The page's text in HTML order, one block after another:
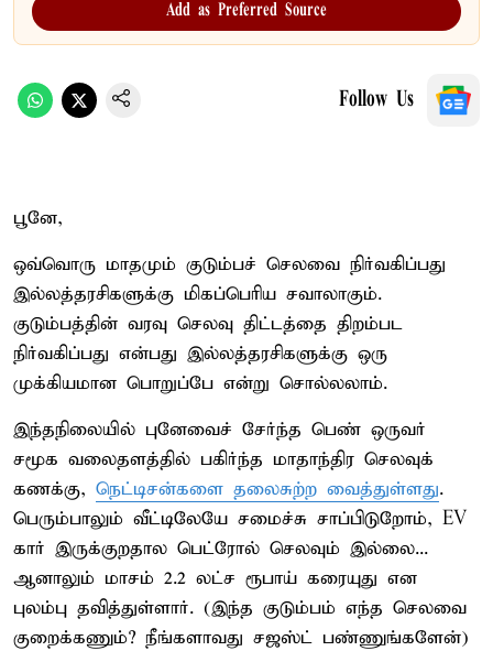
Add as Preferred Source
Follow Us
பூனே,
ஒவ்வொரு மாதமும் குடும்பச் செலவை நிர்வகிப்பது
இல்லத்தரசிகளுக்கு மிகப்பெரிய சவாலாகும்.
குடும்பத்தின் வரவு செலவு திட்டத்தை திறம்பட
நிர்வகிப்பது என்பது இல்லத்தரசிகளுக்கு ஒரு
முக்கியமான பொறுப்பே என்று சொல்லலாம்.
இந்தநிலையில் புனேவைச் சேர்ந்த பெண் ஒருவர்
சமூக வலைதளத்தில் பகிர்ந்த மாதாந்திர செலவுக்
கணக்கு, நெட்டிசன்களை தலைசுற்ற வைத்துள்ளது.
பெரும்பாலும் வீட்டிலேயே சமைச்சு சாப்பிடுறோம், EV
கார் இருக்குறதால பெட்ரோல் செலவும் இல்லை...
ஆனாலும் மாசம் 2.2 லட்ச ரூபாய் கரையுது என
புலம்பு தவித்துள்ளார். (இந்த குடும்பம் எந்த செலவை
குறைக்கணும்? நீங்களாவது சஜஸ்ட் பண்ணுங்களேன்)